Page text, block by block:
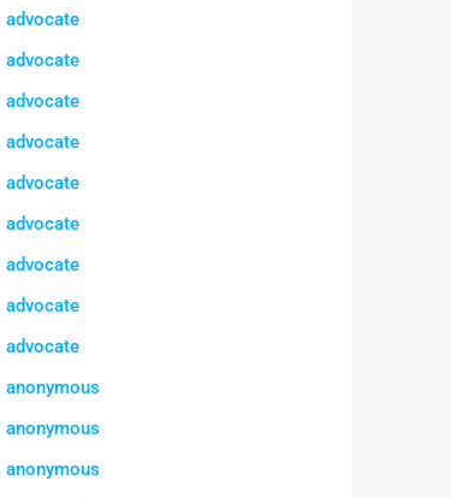
advocate
advocate
advocate
advocate
advocate
advocate
advocate
advocate
advocate
anonymous
anonymous
anonymous